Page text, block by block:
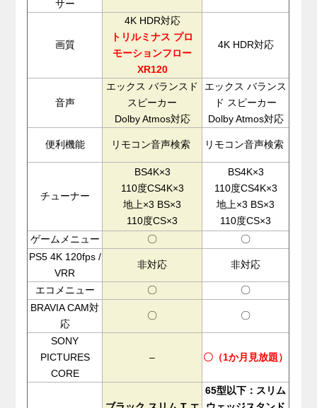
サー
画質
4K HDR対応
トリルミナス プロ
モーションフロー
XR120
4K HDR対応
音声
エックス バランスド
スピーカー
Dolby Atmos対応
エックス バランス
ド スピーカー
Dolby Atmos対応
便利機能 リモコン音声検索 リモコン音声検索
チューナー
BS4K×3
110度CS4K×3
地上×3 BS×3
110度CS×3
BS4K×3
110度CS4K×3
地上×3 BS×3
110度CS×3
ゲームメニュー
〇
〇
PS5 4K 120fps /
VRR
非対応 非対応
エコメニュー 〇
〇
BRAVIA CAM​対
応
〇 〇
SONY
PICTURES
CORE
– 〇（1か月見放題）
65型以下：スリム